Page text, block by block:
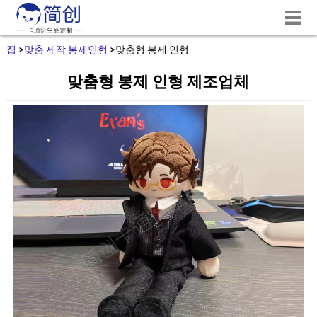
집 >맞춤 제작 봉제인형 >맞춤형 봉제 인형
맞춤형 봉제 인형 제조업체